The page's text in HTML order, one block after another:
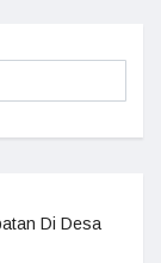
Di Desa